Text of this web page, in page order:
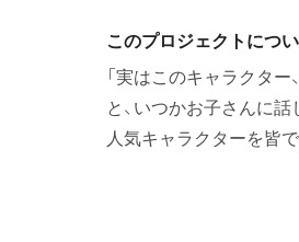
このプロジェクトにつ
「実はこのキャラクタ
と、いつかお子さんに話
人気キャラクターを皆